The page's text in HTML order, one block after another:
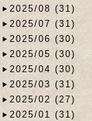
2025/08 (31)
2025/07 (31)
2025/06 (30)
2025/05 (30)
2025/04 (30)
2025/03 (31)
2025/02 (27)
2025/01 (31)